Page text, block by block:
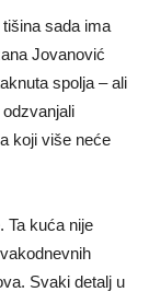
sada ima
Jovanović
spolja – ali
koji više neće
Ta kuća nije
Svaki detalj u